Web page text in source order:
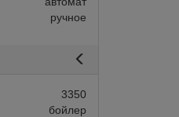
Сравнить Нравится
ручное
3350
бойлер